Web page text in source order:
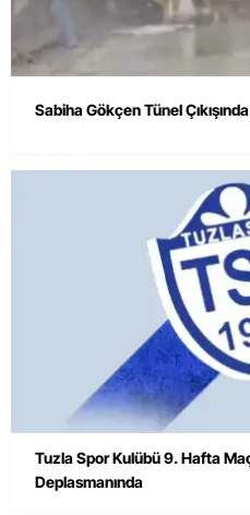
Sabiha Gökçen Tünel
Tuzla Spor Kulübü 9. Hafta
Deplasmanında